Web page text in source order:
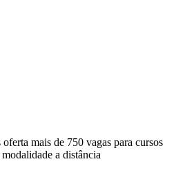
mais de 750 vagas para cursos
a distância